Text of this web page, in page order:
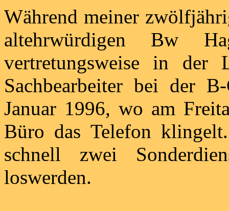
Während meiner
altehrwürdigen Bw
vertretungsweise in der
Sachbearbeiter bei der
Januar 1996, wo am
Büro das Telefon
schnell zwei
loswerden.